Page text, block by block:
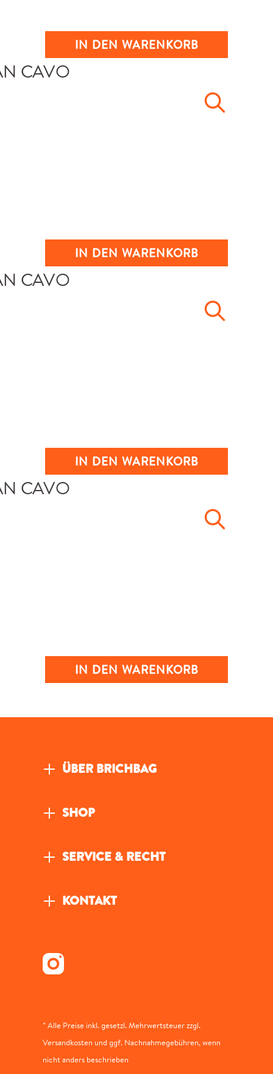
IN DEN WARENKORB
IN DEN WARENKORB
IN DEN WARENKORB
IN DEN WARENKORB
ÜBER BRICHBAG
SHOP
SERVICE & RECHT
KONTAKT
* Alle Preise inkl. gesetzl. Mehrwertsteuer zzgl.
Versandkosten und ggf. Nachnahmegebühren, wenn
nicht anders beschrieben